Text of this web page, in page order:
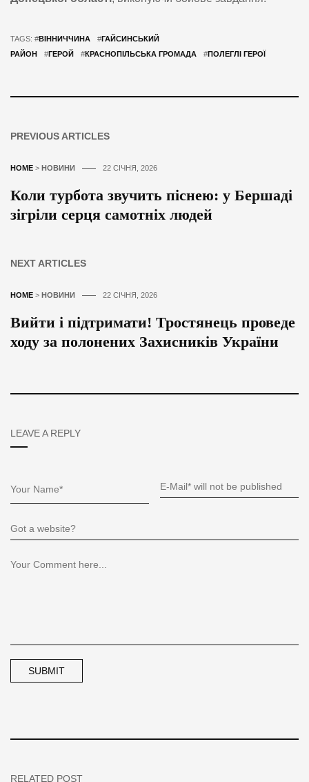
TAGS: #ВІННИЧЧИНА #ГАЙСИНСЬКИЙ
РАЙОН
#ГЕРОЙ #КРАСНОПІЛЬСЬКА ГРОМАДА #ПОЛЕГЛІ ГЕРОЇ
PREVIOUS ARTICLES
HOME > НОВИНИ 22 СІЧНЯ, 2026
Коли турбота звучить піснею: у Бершаді
зігріли серця самотніх людей
NEXT ARTICLES
HOME > НОВИНИ 22 СІЧНЯ, 2026
Вийти і підтримати! Тростянець проведе
ходу за полонених Захисників України
LEAVE A REPLY
RELATED POST